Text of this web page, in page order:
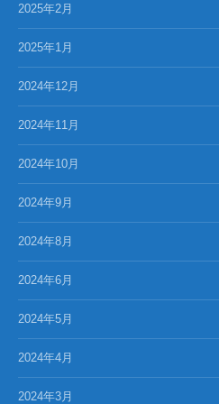
2025年2月
2025年1月
2024年12月
2024年11月
2024年10月
2024年9月
2024年8月
2024年6月
2024年5月
2024年4月
2024年3月